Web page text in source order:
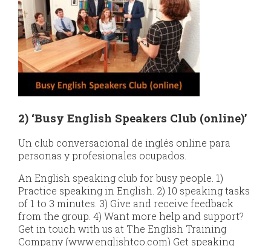
2) ‘Busy English Speakers Club (online)’
Un club conversacional de inglés online para
personas y profesionales ocupados.
An English speaking club for busy people. 1)
Practice speaking in English. 2) 10 speaking tasks
of 1 to 3 minutes. 3) Give and receive feedback
from the group. 4) Want more help and support?
Get in touch with us at The English Training
Company (www.englishtco.com) Get speaking